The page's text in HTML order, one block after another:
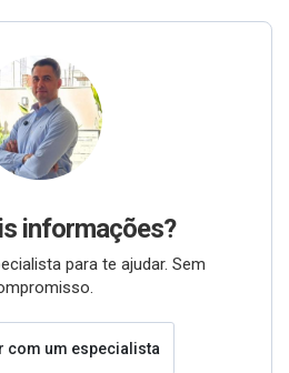
informações?
para te ajudar. Sem
com um especialista